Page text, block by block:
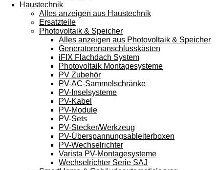
Haustechnik
Alles anzeigen aus Haustechnik
Ersatzteile
Photovoltaik & Speicher
Alles anzeigen aus Photovoltaik & Speicher
Generatorenanschlusskästen
iFIX Flachdach System
Photovoltaik Montagesysteme
PV Zubehör
PV-AC-Sammelschränke
PV-Inselsysteme
PV-Kabel
PV-Module
PV-Sets
PV-Stecker/Werkzeug
PV-Überspannungsableiterboxen
PV-Wechselrichter
Varista PV-Montagesysteme
Wechselrichter Serie SAJ